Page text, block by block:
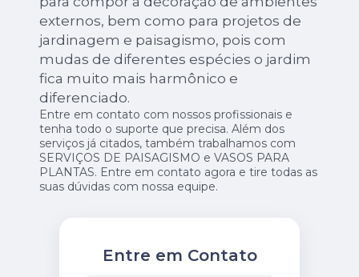
externos, bem como para projetos de
jardinagem e paisagismo, pois com
mudas de diferentes espécies o jardim
fica muito mais harmônico e
diferenciado.
Entre em contato com nossos profissionais e
tenha todo o suporte que precisa. Além dos
serviços já citados, também trabalhamos com
SERVIÇOS DE PAISAGISMO e VASOS PARA
PLANTAS. Entre em contato agora e tire todas as
suas dúvidas com nossa equipe.
Entre em Contato